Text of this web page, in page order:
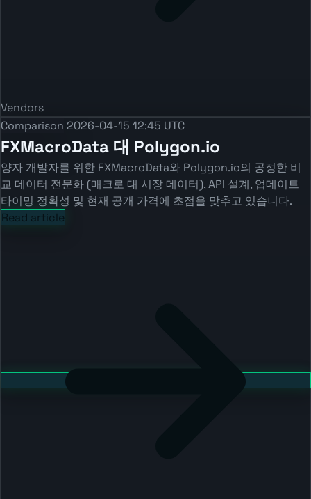
Vendors
Comparison 2026-04-15 12:45 UTC
FXMacroData 대 Polygon.io
양자 개발자를 위한 FXMacroData와 Polygon.io의 공정한 비
교 데이터 전문화 (매크로 대 시장 데이터), API 설계, 업데이트
타이밍 정확성 및 현재 공개 가격에 초점을 맞추고 있습니다.
Read article